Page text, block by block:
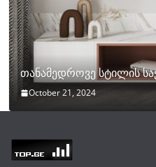
თანამედროვე სტილის
October 21, 2024